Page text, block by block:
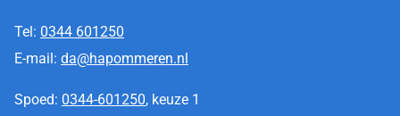
Tel: 0344 601250
E-mail: da@hapommeren.nl
Spoed: 0344-601250, keuze 1